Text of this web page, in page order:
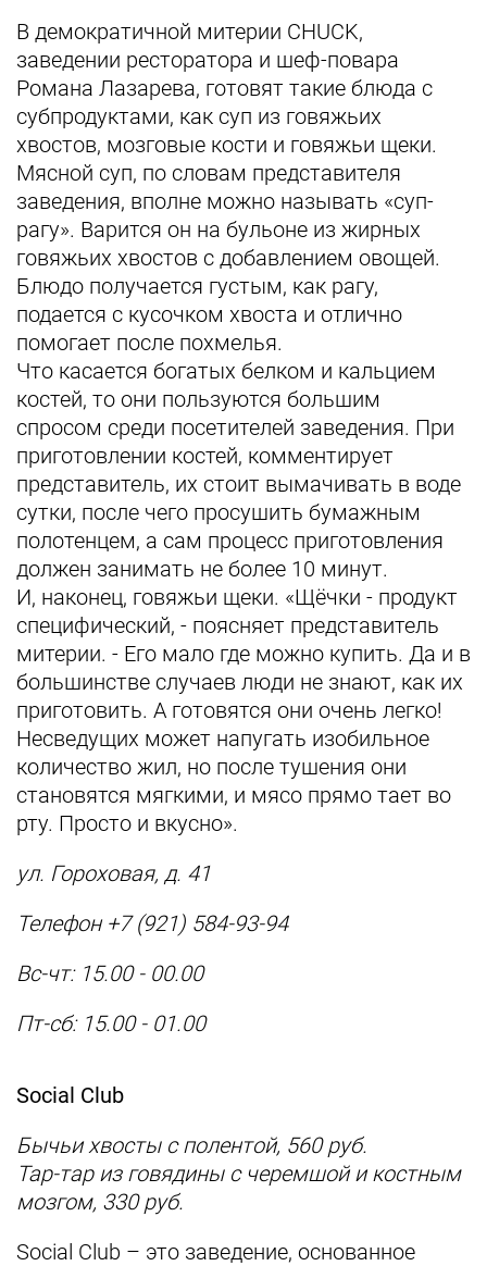
В демократичной митерии CHUCK,
заведении ресторатора и шеф-повара
Романа Лазарева, готовят такие блюда с
субпродуктами, как суп из говяжьих
хвостов, мозговые кости и говяжьи щеки.
Мясной суп, по словам представителя
заведения, вполне можно называть «суп-
рагу». Варится он на бульоне из жирных
говяжьих хвостов с добавлением овощей.
Блюдо получается густым, как рагу,
подается с кусочком хвоста и отлично
помогает после похмелья.
Что касается богатых белком и кальцием
костей, то они пользуются большим
спросом среди посетителей заведения. При
приготовлении костей, комментирует
представитель, их стоит вымачивать в воде
сутки, после чего просушить бумажным
полотенцем, а сам процесс приготовления
должен занимать не более 10 минут.
И, наконец, говяжьи щеки. «Щёчки - продукт
специфический, - поясняет представитель
митерии. - Его мало где можно купить. Да и в
большинстве случаев люди не знают, как их
приготовить. А готовятся они очень легко!
Несведущих может напугать изобильное
количество жил, но после тушения они
становятся мягкими, и мясо прямо тает во
рту. Просто и вкусно».
ул. Гороховая, д. 41
Телефон +7 (921) 584-93-94
Вс-чт: 15.00 - 00.00
Пт-сб: 15.00 - 01.00
Social Club
Бычьи хвосты с полентой, 560 руб.
Тар-тар из говядины с черемшой и костным
мозгом, 330 руб.
Social Club – это заведение, основанное